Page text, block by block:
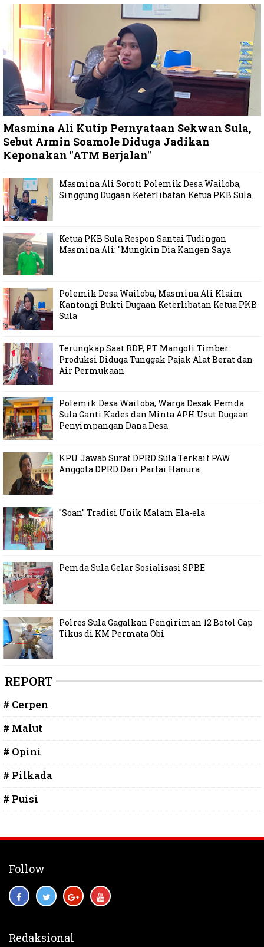
Masmina Ali Kutip Pernyataan Sekwan Sula,
Sebut Armin Soamole Diduga Jadikan
Keponakan "ATM Berjalan"
Masmina Ali Soroti Polemik Desa Wailoba,
Singgung Dugaan Keterlibatan Ketua PKB Sula
Ketua PKB Sula Respon Santai Tudingan
Masmina Ali: "Mungkin Dia Kangen Saya
Polemik Desa Wailoba, Masmina Ali Klaim
Kantongi Bukti Dugaan Keterlibatan Ketua PKB
Sula
Terungkap Saat RDP, PT Mangoli Timber
Produksi Diduga Tunggak Pajak Alat Berat dan
Air Permukaan
Polemik Desa Wailoba, Warga Desak Pemda
Sula Ganti Kades dan Minta APH Usut Dugaan
Penyimpangan Dana Desa
KPU Jawab Surat DPRD Sula Terkait PAW
Anggota DPRD Dari Partai Hanura
"Soan" Tradisi Unik Malam Ela-ela
Pemda Sula Gelar Sosialisasi SPBE
Polres Sula Gagalkan Pengiriman 12 Botol Cap
Tikus di KM Permata Obi
REPORT
# Cerpen
# Malut
# Opini
# Pilkada
# Puisi
Follow
Redaksional